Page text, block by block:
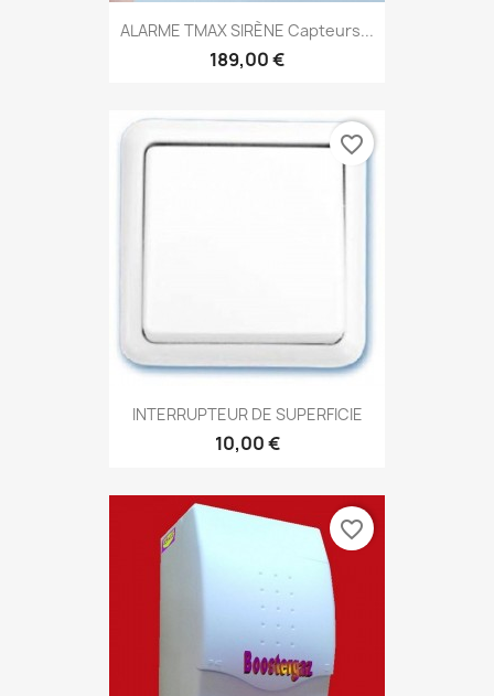
ALARME TMAX SIRÈNE Capteurs...
189,00 €
INTERRUPTEUR DE SUPERFICIE
10,00 €
favorite_border
favorite_border